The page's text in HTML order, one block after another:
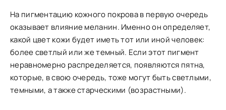
На пигментацию кожного покрова в первую очередь
оказывает влияние меланин. Именно он определяет,
какой цвет кожи будет иметь тот или иной человек:
более светлый или же темный. Если этот пигмент
неравномерно распределяется, появляются пятна,
которые, в свою очередь, тоже могут быть светлыми,
темными, а также старческими (возрастными).